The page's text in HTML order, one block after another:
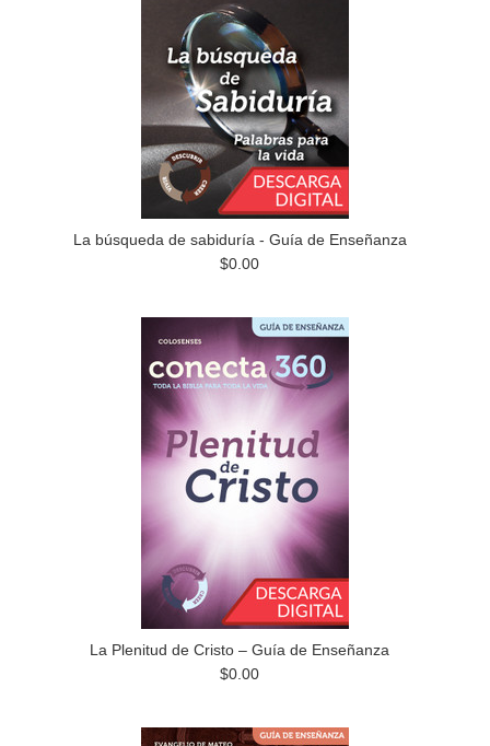
La búsqueda de sabiduría - Guía de Enseñanza
$0.00
La Plenitud de Cristo – Guía de Enseñanza
$0.00